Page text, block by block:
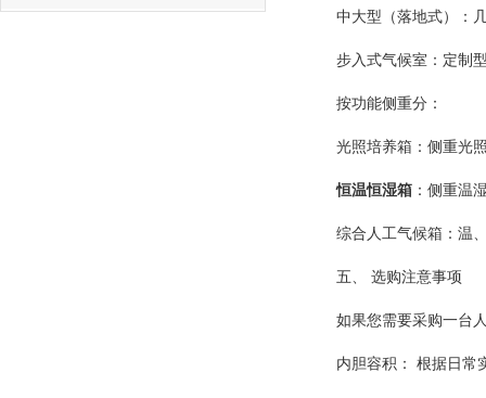
中大型（落地式）：
步入式气候室：定制
按功能侧重分：
光照培养箱：侧重光
恒温恒湿箱 ：侧重温
综合人工气候箱：温
五、 选购注意事项
如果您需要采购一台
内胆容积： 根据日常